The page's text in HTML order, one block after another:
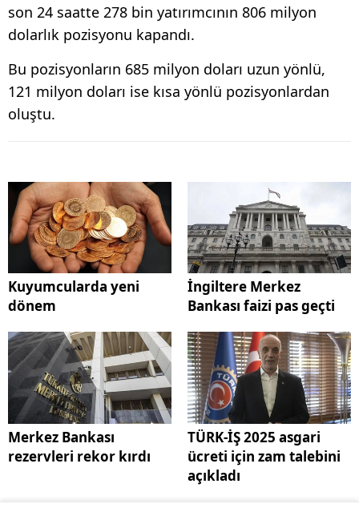
son 24 saatte 278 bin yatırımcının 806 milyon
dolarlık pozisyonu kapandı.
Bu pozisyonların 685 milyon doları uzun yönlü,
121 milyon doları ise kısa yönlü pozisyonlardan
oluştu.
Kuyumcularda yeni
dönem
İngiltere Merkez
Bankası faizi pas geçti
Merkez Bankası
rezervleri rekor kırdı
TÜRK-İŞ 2025 asgari
ücreti için zam talebini
açıkladı